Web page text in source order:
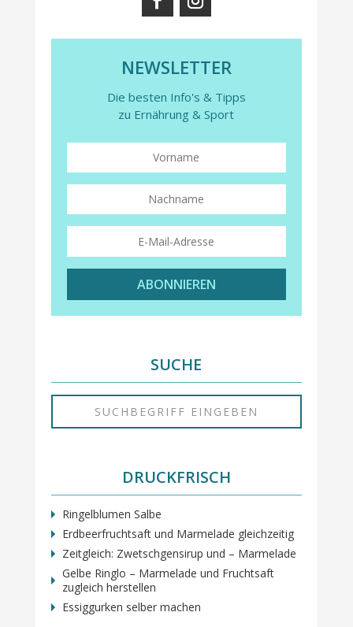
NEWSLETTER
Die besten Info's & Tipps
zu Ernährung & Sport
ABONNIEREN
SUCHE
DRUCKFRISCH
Ringelblumen Salbe
Erdbeerfruchtsaft und Marmelade gleichzeitig
Zeitgleich: Zwetschgensirup und – Marmelade
Gelbe Ringlo – Marmelade und Fruchtsaft
zugleich herstellen
Essiggurken selber machen